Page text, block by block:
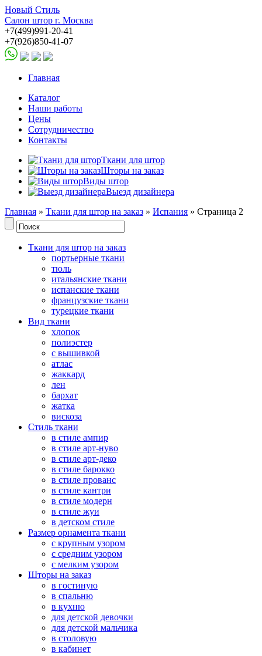
Новый Стиль
Салон штор г. Москва
+7(499)991-20-41
+7(926)850-41-07
Главная
Каталог
Наши работы
Цены
Сотрудничество
Контакты
Ткани для штор
Шторы на заказ
Виды штор
Выезд дизайнера
Главная » Ткани для штор на заказ » Испания » Страница 2
Ткани для штор на заказ
портьерные ткани
тюль
итальянские ткани
испанские ткани
французские ткани
турецкие ткани
Вид ткани
хлопок
полиэстер
с вышивкой
атлас
жаккард
лен
бархат
жатка
вискоза
Стиль ткани
в стиле ампир
в стиле арт-нуво
в стиле арт-деко
в стиле барокко
в стиле прованс
в стиле кантри
в стиле модерн
в стиле жуи
в детском стиле
Размер орнамента ткани
с крупным узором
с средним узором
с мелким узором
Шторы на заказ
в гостиную
в спальню
в кухню
для детской девочки
для детской мальчика
в столовую
в кабинет